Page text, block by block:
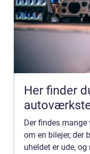
Her finder
Der findes mange
om en bilejer, der
uheldet er ude,